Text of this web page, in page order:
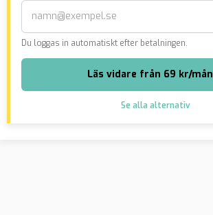
Du loggas in automatiskt efter betalningen.
Läs vidare från 69 kr/mån
Se alla alternativ